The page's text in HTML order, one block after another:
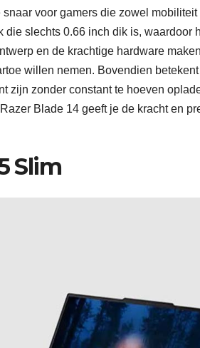
voor gamers die zowel
die slechts 0.66 inch dik is, waardoor
en de krachtige hardware
willen nemen. Bovendien
zijn zonder constant te hoeven
Blade 14 geeft je de kracht en
Slim